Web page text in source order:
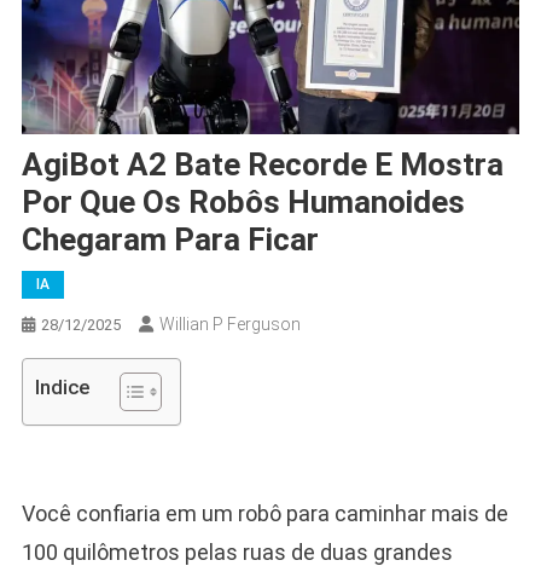
AgiBot A2 Bate Recorde E Mostra
Por Que Os Robôs Humanoides
Chegaram Para Ficar
IA
28/12/2025 Willian P Ferguson
Indice
Você confiaria em um robô para caminhar mais de
100 quilômetros pelas ruas de duas grandes